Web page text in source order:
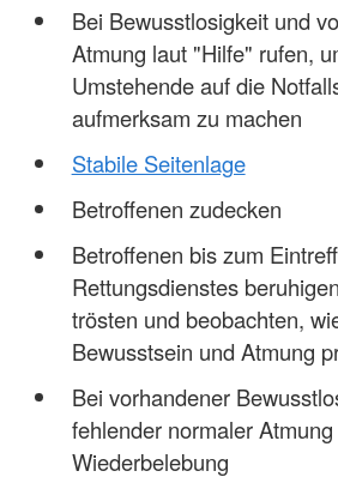
Bei Bewusstlosigkeit und
Atmung laut "Hilfe" rufen,
Umstehende auf die
aufmerksam zu machen
Stabile Seitenlage
Betroffenen zudecken
Betroffenen bis zum
Rettungsdienstes
trösten und beobachten,
Bewusstsein und Atmung
Bei vorhandener
fehlender normaler
Wiederbelebung